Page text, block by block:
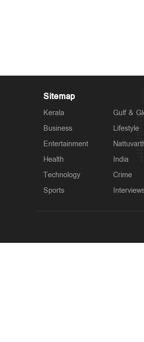
Sitemap
Kerala
Business
Entertainment
Health
Technology
Sports
Gulf &
Lifestyle
India
Crime